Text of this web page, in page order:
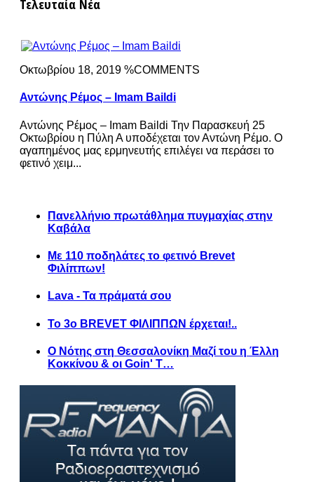
Τελευταία Νέα
Οκτωβρίου 18, 2019 %COMMENTS
Αντώνης Ρέμος – Imam Baildi
Αντώνης Ρέμος – Imam Baildi Την Παρασκευή 25
Οκτωβρίου η Πύλη Α υποδέχεται τον Αντώνη Ρέμο. Ο
αγαπημένος μας ερμηνευτής επιλέγει να περάσει το
φετινό χειμ...
Πανελλήνιο πρωτάθλημα πυγμαχίας στην
Καβάλα
Με 110 ποδηλάτες το φετινό Brevet
Φιλίππων!
Lava - Τα πράματά σου
Το 3ο BREVET ΦΙΛΙΠΠΩΝ έρχεται!..
Ο Νότης στη Θεσσαλονίκη Μαζί του η Έλλη
Κοκκίνου & οι Goin' T…